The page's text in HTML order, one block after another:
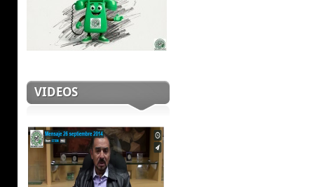
VIDEOS